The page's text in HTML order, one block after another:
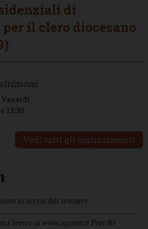
di
il clero diocesano
Venerdì
12:30
Vedi tutti gli appuntamenti